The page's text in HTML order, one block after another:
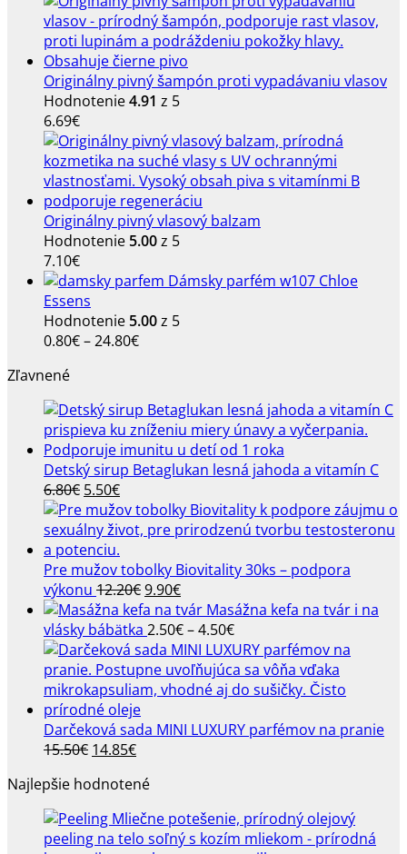
Originálny pivný šampón proti vypadávaniu vlasov
Hodnotenie4.91 z 5
6.69€
Originálny pivný vlasový balzam
Hodnotenie 5.00z 5
7.10€
Dámsky parfém w107 Chloe
Essens
Hodnotenie 5.00z 5
0.80€–24.80€Price
through
24.80€
Zľavnené
Detský sirup Betaglukan lesná jahoda a vitamín C
6.80€ Pôvodná
cena
bola:
6.80€.
5.50€Aktuálna
cena
je:
Pre mužov tobolky Biovitality 30ks – podpora
výkonu 12.20€Pôvodná
cena
bola:
12.20€.
9.90€Aktuálna
cena
je:
9.90€.
Masážna kefa na tvár i na
vlásky bábätka 2.50€–4.50€Price
range:
2.50€
through
Darčeková sada MINI LUXURY parfémov na pranie
15.50€ Pôvodná
bola:
15.50€.
14.85€Aktuálna
je:
14.85€.
Najlepšie hodnotené